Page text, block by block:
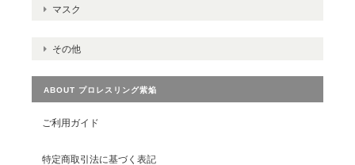
マスク
その他
ABOUT プロレスリング紫焔
ご利用ガイド
特定商取引法に基づく表記